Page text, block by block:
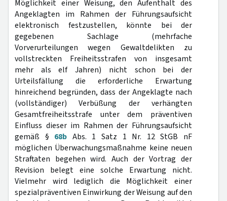
Möglichkeit einer Weisung, den Aufenthalt des
Angeklagten im Rahmen der Führungsaufsicht
elektronisch festzustellen, könnte bei der
gegebenen Sachlage (mehrfache
Vorverurteilungen wegen Gewaltdelikten zu
vollstreckten Freiheitsstrafen von insgesamt
mehr als elf Jahren) nicht schon bei der
Urteilsfällung die erforderliche Erwartung
hinreichend begründen, dass der Angeklagte nach
(vollständiger) Verbüßung der verhängten
Gesamtfreiheitsstrafe unter dem präventiven
Einfluss dieser im Rahmen der Führungsaufsicht
gemäß § 68b Abs. 1 Satz 1 Nr. 12 StGB nF
möglichen Überwachungsmaßnahme keine neuen
Straftaten begehen wird. Auch der Vortrag der
Revision belegt eine solche Erwartung nicht.
Vielmehr wird lediglich die Möglichkeit einer
spezialpräventiven Einwirkung der Weisung auf den